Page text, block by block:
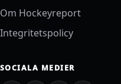
Om Hockeyreport
Integritetspolicy
SOCIALA MEDIER